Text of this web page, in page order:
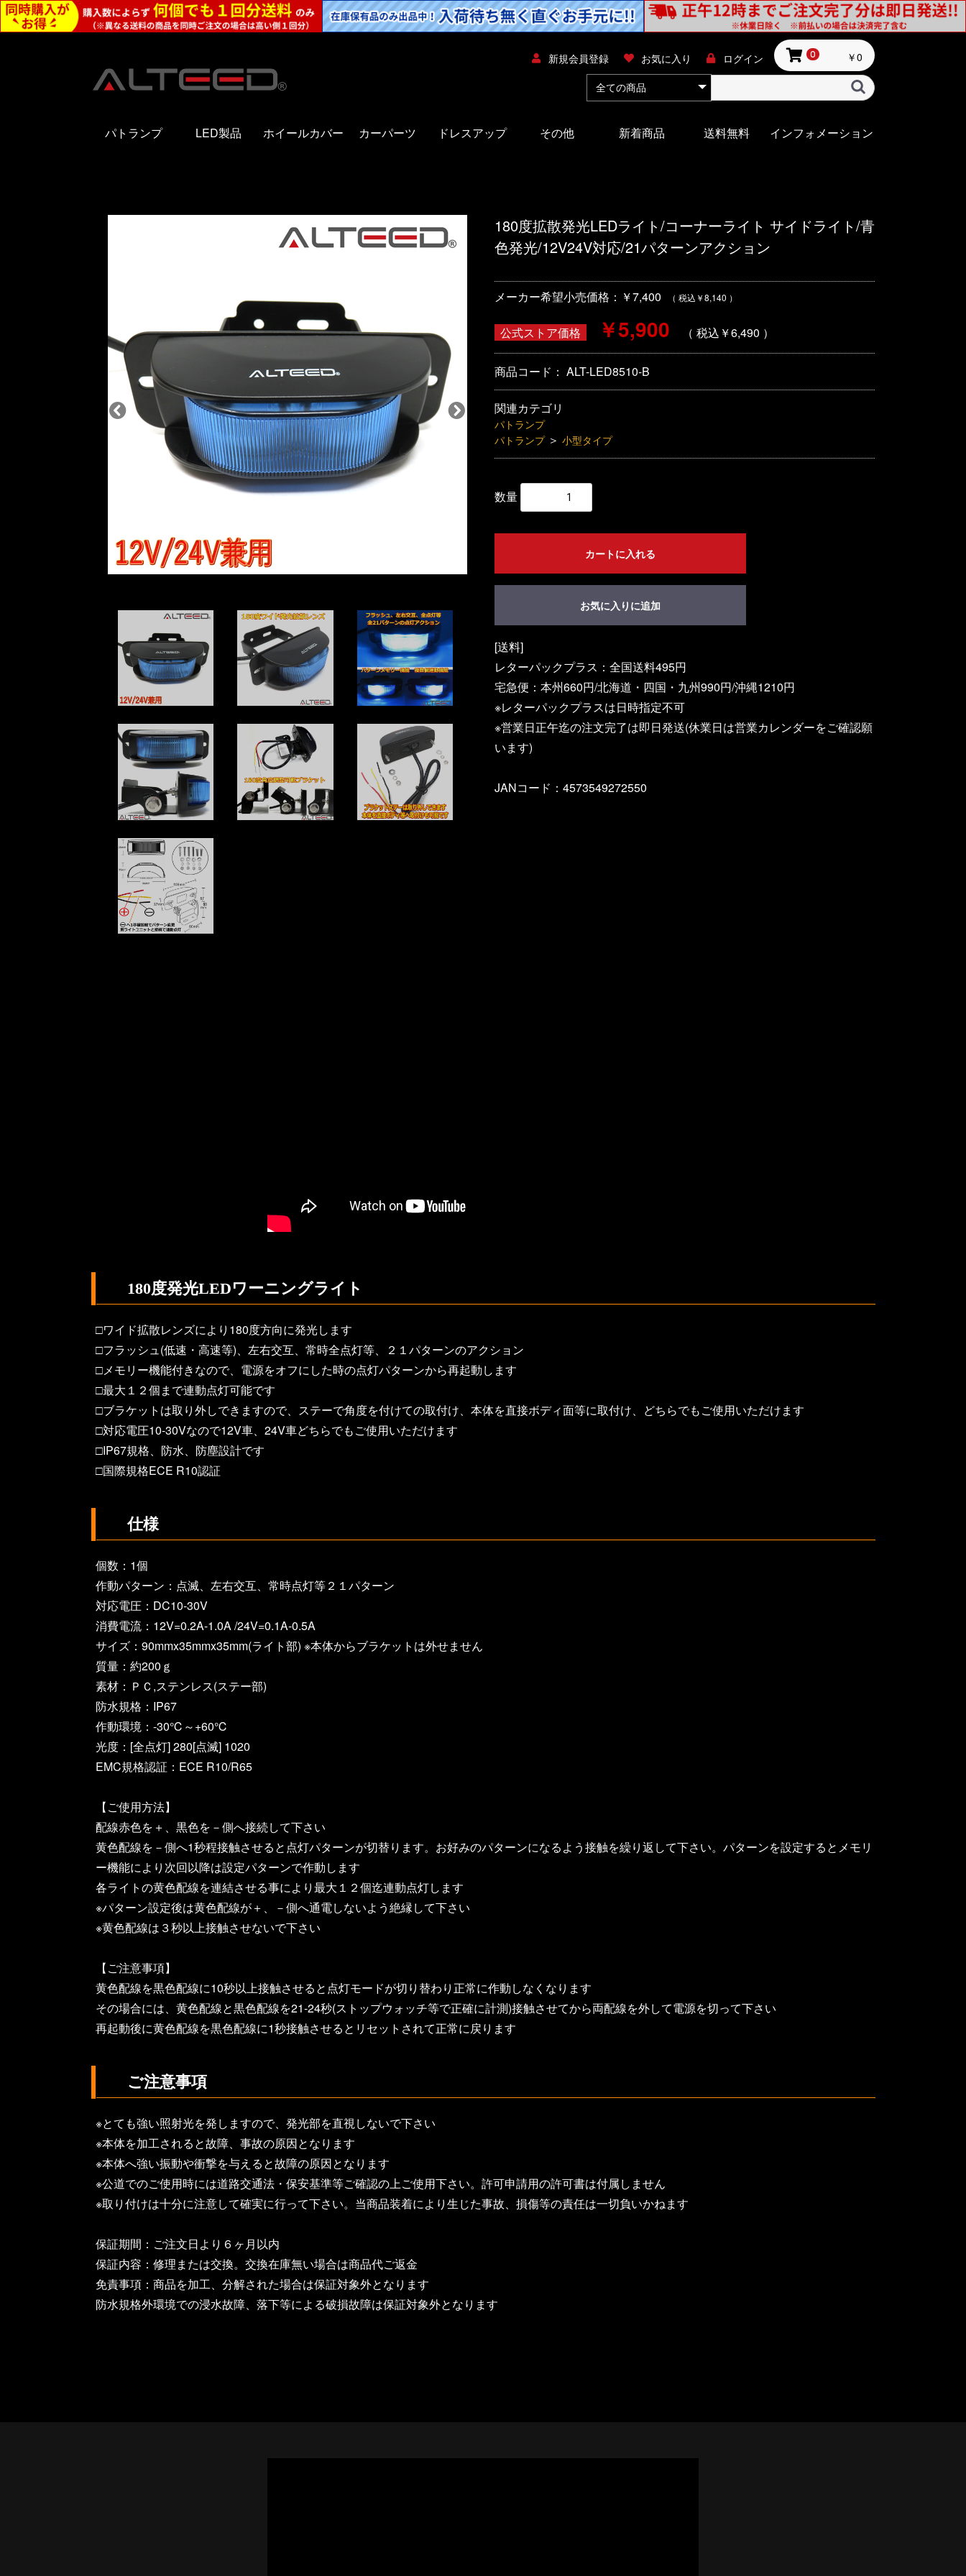
新規会員登録 お気に入り ログイン 0 ￥0
パトランプ LED製品 ホイールカバー カーパーツ ドレスアップ その他 新着商品 送料無料 インフォメーション
180度拡散発光LEDライト/コーナーライト サイドライト/青
色発光/12V24V対応/21パターンアクション
メーカー希望小売価格：￥7,400 （ 税込￥8,140 ）
公式ストア価格 ￥5,900 （ 税込￥6,490 ）
商品コード： ALT-LED8510-B
関連カテゴリ
パトランプ
パトランプ ＞ 小型タイプ
数量
カートに入れる
お気に入りに追加
[送料]
レターパックプラス：全国送料495円
宅急便：本州660円/北海道・四国・九州990円/沖縄1210円
※レターパックプラスは日時指定不可
※営業日正午迄の注文完了は即日発送(休業日は営業カレンダーをご確認願
います)
JANコード：4573549272550
180度発光LEDワーニングライト
□ワイド拡散レンズにより180度方向に発光します
□フラッシュ(低速・高速等)、左右交互、常時全点灯等、２１パターンのアクション
□メモリー機能付きなので、電源をオフにした時の点灯パターンから再起動します
□最大１２個まで連動点灯可能です
□ブラケットは取り外しできますので、ステーで角度を付けての取付け、本体を直接ボディ面等に取付け、どちらでもご使用いただけます
□対応電圧10-30Vなので12V車、24V車どちらでもご使用いただけます
□IP67規格、防水、防塵設計です
□国際規格ECE R10認証
仕様
個数：1個
作動パターン：点滅、左右交互、常時点灯等２１パターン
対応電圧：DC10-30V
消費電流：12V=0.2A-1.0A /24V=0.1A-0.5A
サイズ：90mmx35mmx35mm(ライト部) ※本体からブラケットは外せません
質量：約200ｇ
素材：ＰＣ,ステンレス(ステー部)
防水規格：IP67
作動環境：-30℃～+60℃
光度：[全点灯] 280[点滅] 1020
EMC規格認証：ECE R10/R65
【ご使用方法】
配線赤色を＋、黒色を－側へ接続して下さい
黄色配線を－側へ1秒程接触させると点灯パターンが切替ります。お好みのパターンになるよう接触を繰り返して下さい。パターンを設定するとメモリ
ー機能により次回以降は設定パターンで作動します
各ライトの黄色配線を連結させる事により最大１２個迄連動点灯します
※パターン設定後は黄色配線が＋、－側へ通電しないよう絶縁して下さい
※黄色配線は３秒以上接触させないで下さい
【ご注意事項】
黄色配線を黒色配線に10秒以上接触させると点灯モードが切り替わり正常に作動しなくなります
その場合には、黄色配線と黒色配線を21-24秒(ストップウォッチ等で正確に計測)接触させてから両配線を外して電源を切って下さい
再起動後に黄色配線を黒色配線に1秒接触させるとリセットされて正常に戻ります
ご注意事項
※とても強い照射光を発しますので、発光部を直視しないで下さい
※本体を加工されると故障、事故の原因となります
※本体へ強い振動や衝撃を与えると故障の原因となります
※公道でのご使用時には道路交通法・保安基準等ご確認の上ご使用下さい。許可申請用の許可書は付属しません
※取り付けは十分に注意して確実に行って下さい。当商品装着により生じた事故、損傷等の責任は一切負いかねます
保証期間：ご注文日より６ヶ月以内
保証内容：修理または交換。交換在庫無い場合は商品代ご返金
免責事項：商品を加工、分解された場合は保証対象外となります
防水規格外環境での浸水故障、落下等による破損故障は保証対象外となります